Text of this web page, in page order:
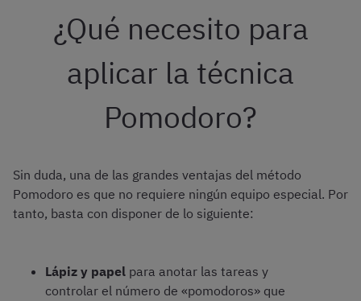
¿Qué necesito para
aplicar la técnica
Pomodoro?
Sin duda, una de las grandes ventajas del método
Pomodoro es que no requiere ningún equipo especial. Por
tanto, basta con disponer de lo siguiente:
Lápiz y papel para anotar las tareas y
controlar el número de «pomodoros» que